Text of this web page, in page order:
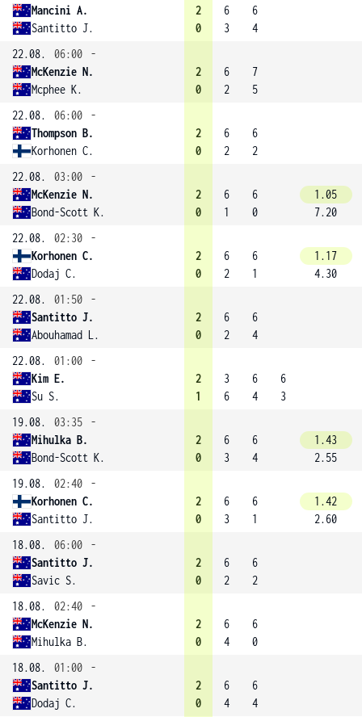
Mancini A.
Santitto J.
2
0
6
3
6
4
22.08.
06:00
-
McKenzie N.
Mcphee K.
2
0
6
2
7
5
22.08.
06:00
-
Thompson B.
Korhonen C.
2
0
6
2
6
2
22.08.
03:00
-
McKenzie N.
Bond-Scott K.
2
0
6
1
6
0
1.05
7.20
22.08.
02:30
-
Korhonen C.
Dodaj C.
2
0
6
2
6
1
1.17
4.30
22.08.
01:50
-
Santitto J.
Abouhamad L.
2
0
6
2
6
4
22.08.
01:00
-
Kim E.
Su S.
2
1
3
6
6
4
6
3
19.08.
03:35
-
Mihulka B.
Bond-Scott K.
2
0
6
3
6
4
1.43
2.55
19.08.
02:40
-
Korhonen C.
Santitto J.
2
0
6
3
6
1
1.42
2.60
18.08.
06:00
-
Santitto J.
Savic S.
2
0
6
2
6
2
18.08.
02:40
-
McKenzie N.
Mihulka B.
2
0
6
4
6
0
18.08.
01:00
-
Santitto J.
Dodaj C.
2
0
6
4
6
4